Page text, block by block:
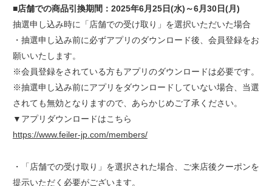
■店舗での商品引換期間：2025年6月25日(水)～6月30日(月)
抽選申し込み時に「店舗での受け取り」を選択いただいた場合
・抽選申し込み前に必ずアプリのダウンロード後、会員登録をお
願いいたします。
※会員登録をされている方もアプリのダウンロードは必要です。
※抽選申し込み前にアプリをダウンロードしていない場合、当選
されても無効となりますので、あらかじめご了承ください。
▼アプリダウンロードはこちら
https://www.feiler-jp.com/members/
・「店舗での受け取り」を選択された場合、ご来店後クーポンを
提示いただく必要がございます。